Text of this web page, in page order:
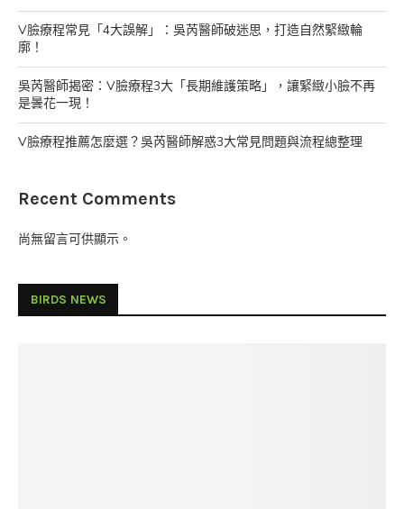
V臉療程常見「4大誤解」：吳芮醫師破迷思，打造自然緊緻輪
廓！
吳芮醫師揭密：V臉療程3大「長期維護策略」，讓緊緻小臉不再
是曇花一現！
V臉療程推薦怎麼選？吳芮醫師解惑3大常見問題與流程總整理
Recent Comments
尚無留言可供顯示。
BIRDS NEWS